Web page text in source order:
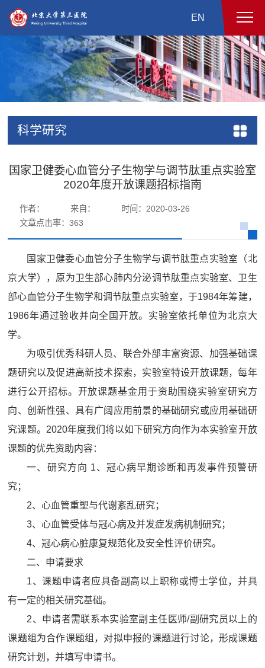
EN
科学研究
国家卫健委心血管分子生物学与调节肽重点实验室
2020年度开放课题招标指南
作者： 来自：
时间：2020-03-26
文章点击率：363
国家卫健委心血管分子生物学与调节肽重点实验室（北
京大学），原为卫生部心肺内分泌调节肽重点实验室、卫生
部心血管分子生物学和调节肽重点实验室，于1984年筹建，
1986年通过验收并向全国开放。实验室依托单位为北京大
学。
为吸引优秀科研人员、联合外部丰富资源、加强基础课
题研究以及促进高新技术探索，实验室特设开放课题，每年
进行公开招标。开放课题基金用于资助围绕实验室研究方
向、创新性强、具有广阔应用前景的基础研究或应用基础研
究课题。2020年度我们将以如下研究方向作为本实验室开放
课题的优先资助内容：
一、研究方向 1、冠心病早期诊断和再发事件预警研
究；
2、心血管重塑与代谢紊乱研究；
3、心血管受体与冠心病及并发症发病机制研究；
4、冠心病心脏康复规范化及安全性评价研究。
二、申请要求
1、课题申请者应具备副高以上职称或博士学位，并具
有一定的相关研究基础。
2、申请者需联系本实验室副主任医师/副研究员以上的
课题组为合作课题组，对拟申报的课题进行讨论，形成课题
研究计划，并填写申请书。